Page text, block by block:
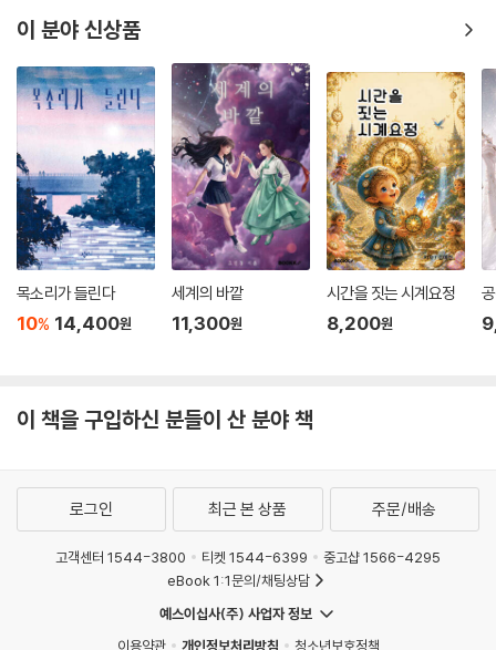
이 분야 신상품
목소리가 들린다
10% 14,400원
세계의 바깥
11,300원
시간을 짓는 시계요정
8,200원
이 책을 구입하신 분들이 산 분야 책
로그인 최근 본 상품 주문/배송
고객센터 1544-3800 티켓 1544-6399
중고샵 1566-4295
eBook 1:1문의/채팅상담
예스이십사(주) 사업자 정보
이용약관
개인정보처리방침 청소년보호정책